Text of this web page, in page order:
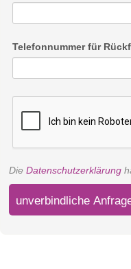
Telefonnummer für
Die Datenschutzerklärung
unverbindliche